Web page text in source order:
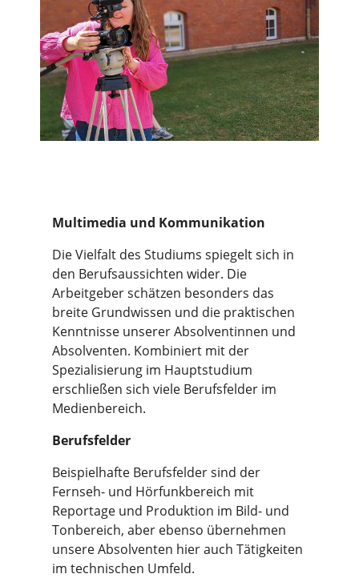
Multimedia und Kommunikation
Die Vielfalt des Studiums spiegelt sich in
den Berufsaussichten wider. Die
Arbeitgeber schätzen besonders das
breite Grundwissen und die praktischen
Kenntnisse unserer Absolventinnen und
Absolventen. Kombiniert mit der
Spezialisierung im Hauptstudium
erschließen sich viele Berufsfelder im
Medienbereich.
Berufsfelder
Beispielhafte Berufsfelder sind der
Fernseh- und Hörfunkbereich mit
Reportage und Produktion im Bild- und
Tonbereich, aber ebenso übernehmen
unsere Absolventen hier auch Tätigkeiten
im technischen Umfeld.